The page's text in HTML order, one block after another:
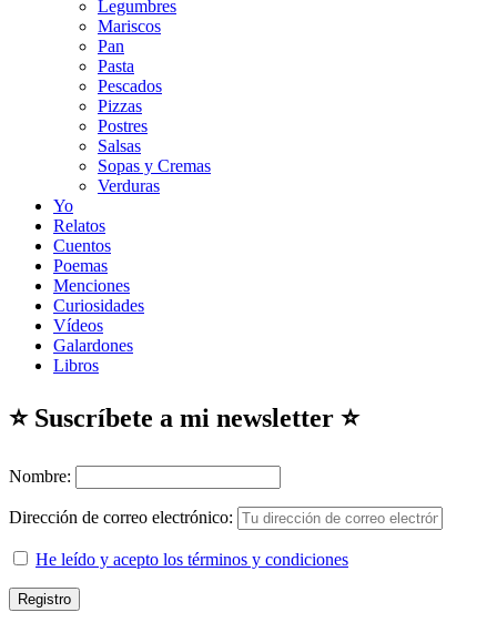
Legumbres
Mariscos
Pan
Pasta
Pescados
Pizzas
Postres
Salsas
Sopas y Cremas
Verduras
Yo
Relatos
Cuentos
Poemas
Menciones
Curiosidades
Vídeos
Galardones
Libros
⭐ Suscríbete a mi newsletter ⭐
Nombre:
Dirección de correo electrónico:
He leído y acepto los términos y condiciones